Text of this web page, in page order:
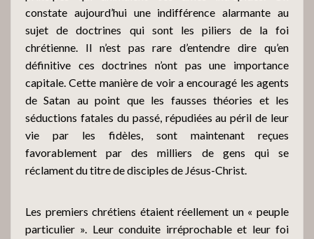
constate aujourd’hui une indifférence alarmante au
sujet de doctrines qui sont les piliers de la foi
chrétienne. Il n’est pas rare d’entendre dire qu’en
définitive ces doctrines n’ont pas une importance
capitale. Cette manière de voir a encouragé les agents
de Satan au point que les fausses théories et les
séductions fatales du passé, répudiées au péril de leur
vie par les fidèles, sont maintenant reçues
favorablement par des milliers de gens qui se
réclament du titre de disciples de Jésus-Christ.
Les premiers chrétiens étaient réellement un « peuple
particulier ». Leur conduite irréprochable et leur foi